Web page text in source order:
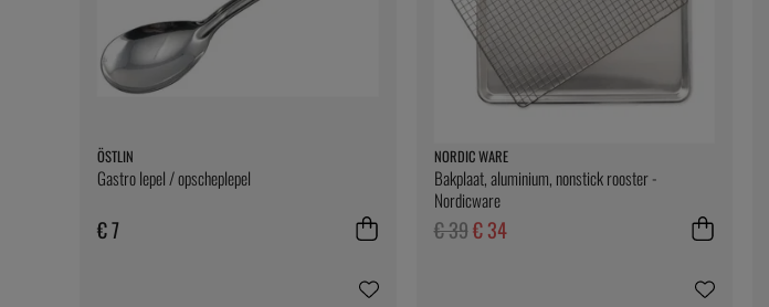
ÖSTLIN
Gastro lepel / opscheplepel
€ 7
NORDIC WARE
Bakplaat, aluminium, nonstick rooster -
Nordicware
€ 39€ 34